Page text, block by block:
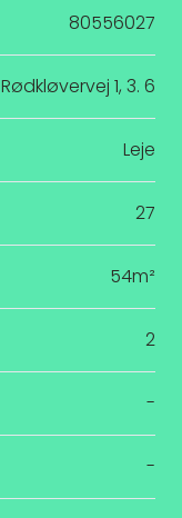
80556027
Rødkløvervej 1, 3. 6
Leje
27
54m²
2
-
-